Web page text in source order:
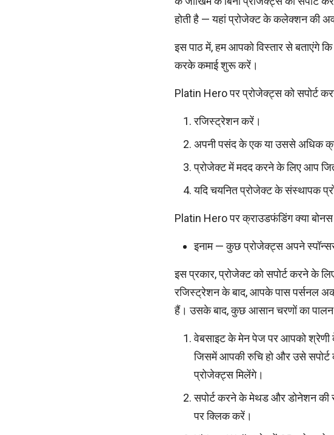
होती है — यहां प्रोजेक्ट के कलेक्शन की
इस पाठ में, हम आपको विस्तार से बताएंगे
करके कमाई शुरू करें।
Platin Hero पर प्रोजेक्ट्स को सपोर्ट
रजिस्ट्रेशन करें।
अपनी पसंद के एक या उससे अधिक
प्रोजेक्ट में मदद करने के लिए आप
यदि चयनित प्रोजेक्ट के संस्थापक
Platin Hero पर क्राउडफंडिंग क्या बोनस
इनाम — कुछ प्रोजेक्ट्स अपने
इस प्रकार, प्रोजेक्ट को सपोर्ट करने के
रजिस्ट्रेशन के बाद, आपके पास पर्सनल
हैं। उसके बाद, कुछ आसान चरणों का
वेबसाइट के मेन पेज पर आपको श्रेणी
जिसमें आपकी रुचि हो और उसे
प्रोजेक्ट्स मिलेंगे।
सपोर्ट करने के मेथड और डोनेशन की
पर क्लिक करें।